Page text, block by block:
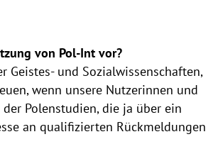
von Pol-Int vor?
und Sozialwissenschaften,
wenn unsere Nutzerinnen und
Polenstudien, die ja über ein
an qualifizierten Rückmeldungen